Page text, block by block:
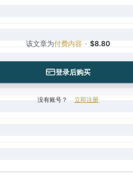
该文章为付费内容 · $8.80
登录后购买
没有账号？ 立即注册